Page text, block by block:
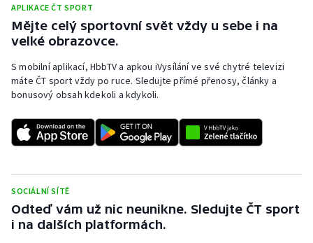
Ragby
Rychlobruslení
Rychlostní kanoistika
Short track
Stolní tenis
Triatlon
APLIKACE ČT SPORT
Mějte celý sportovní svět vždy u sebe i na
velké obrazovce.
S mobilní aplikací, HbbTV a apkou iVysílání ve své chytré televizi
máte ČT sport vždy po ruce. Sledujte přímé přenosy, články a
bonusový obsah kdekoli a kdykoli.
SOCIÁLNÍ SÍTĚ
Odteď vám už nic neunikne. Sledujte ČT sport
i na dalších platformách.